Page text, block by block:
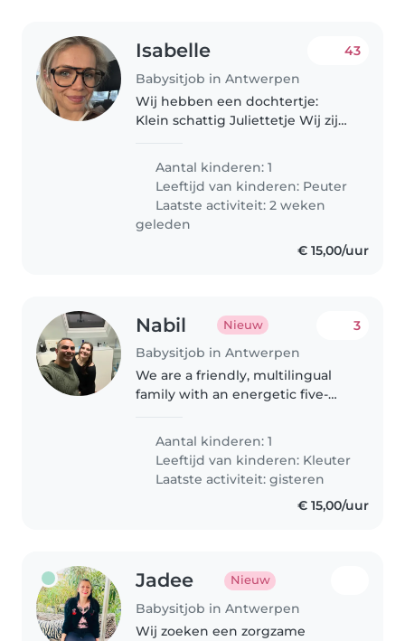
Isabelle
Babysitjob in Antwerpen
43
Wij hebben een dochtertje:
Klein schattig Juliettetje Wij zijn
Aantal kinderen: 1
Leeftijd van kinderen: Peuter
Laatste activiteit: 2 weken
geleden
€ 15,00/uur
Nabil Nieuw
Babysitjob in Antwerpen
3
We are a friendly, multilingual
family with an energetic five-
a confident, assertive and
independent babysitter who
takes initiative, sets clear
Aantal kinderen: 1
Leeftijd van kinderen: Kleuter
Laatste activiteit: gisteren
€ 15,00/uur
Jadee Nieuw
Babysitjob in Antwerpen
Wij zoeken een zorgzame